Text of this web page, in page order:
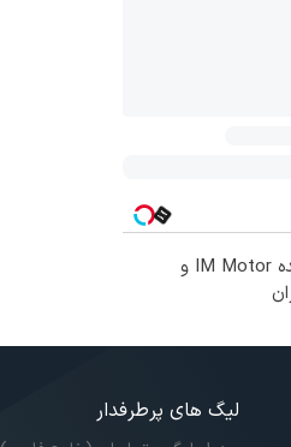
نیکاموتور نماینده IM Motor و
لیگ های پرطرفدار